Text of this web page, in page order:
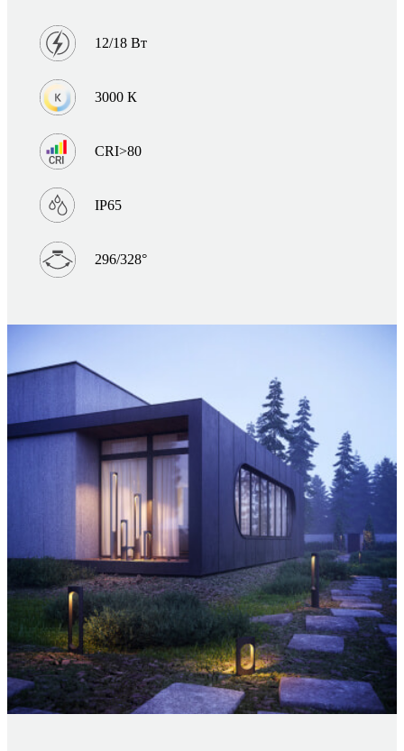
12/18 Вт
3000 К
CRI>80
IP65
296/328°